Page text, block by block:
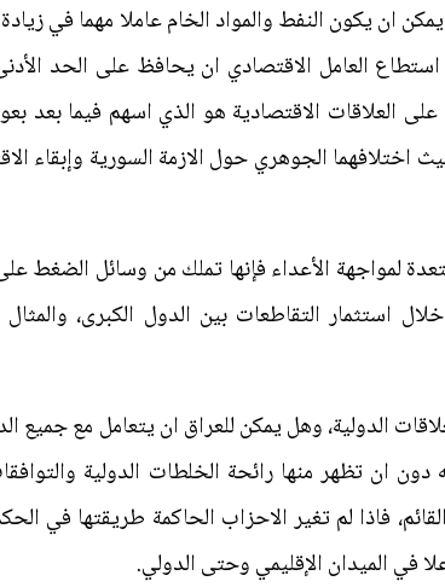
ان يكون النفط والمواد الخام عاملا مهما في
العامل الاقتصادي ان يحافظ على الحد
على العلاقات الاقتصادية هو الذي اسهم فيما بعد
الجوهري حول الازمة السورية وإبقاء
لمواجهة الأعداء فإنها تملك من وسائل
خلال استثمار التقاطعات بين الدول الكبرى،
الدولية، وهل يمكن للعراق ان يتعامل مع جميع
ان تظهر منها رائحة الخلطات الدولية
فاذا لم تغير الاحزاب الحاكمة طريقتها في
في الميدان الإقليمي وحتى الدولي.